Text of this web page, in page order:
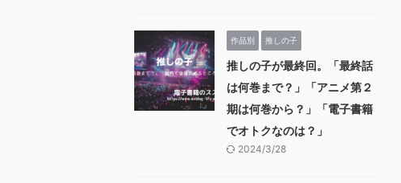
作品別 推しの子
推しの子が最終回。「最終話
は何巻まで？」「アニメ第２
期は何巻から？」「電子書籍
でオトクなのは？」
2024/3/28